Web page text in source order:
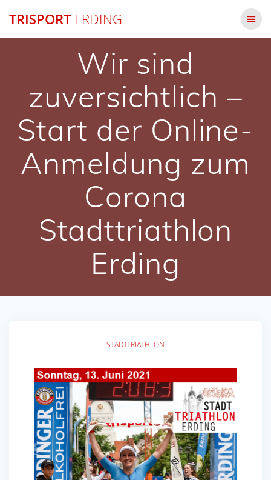
TRISPORTERDING
Wir sind
zuversichtlich –
Start der Online-
Anmeldung zum
Corona
Stadttriathlon
Erding
STADTTRIATHLON